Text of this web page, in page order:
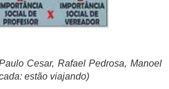
Cesar, Rafael Pedrosa, Manoel
estão viajando)